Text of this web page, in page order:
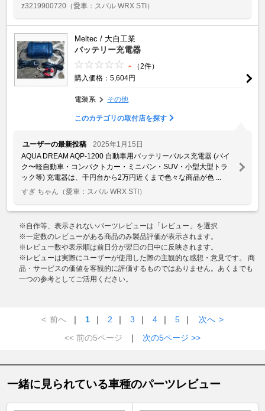
z3219900720 （愛車：スバル WRX STI）
Meltec / 大自工業
バッテリー充電器
-
（2件）
購入価格：5,604円
電装系 その他
このカテゴリの取付店を探す
ユーザーの最新投稿
2025年1月15日
AQUA DREAM AQP-1200 自動車用バッテリーパルス充電器 (バイ
ク〜軽自動車・コンパクトカー・ミニバン・SUV・小型大型トラ
ック等) 充電器は、千円台から2万円近くまで色々な商品が色 ...
すぎ ちゃん （愛車：スバル WRX STI）
※自作等、表示されないパーツレビューは「レビュー」を選択
※一定数のレビューがある商品のみ製品評価が表示されます。
※レビュー数や表示順は前日分が翌日の日中に反映されます。
※レビューは実際にユーザーが使用した際の主観的な感想・意見です。 商
品・サービスの価値を客観的に評価するものではありません。あくまでも
一つの参考としてご活用ください。
< 前へ ｜ 1 ｜ 2 ｜ 3 ｜ 4 ｜ 5 ｜ 次へ >
<< 前の5ページ
｜ 次の5ページ >>
一緒に見られている車種のパーツレビュー